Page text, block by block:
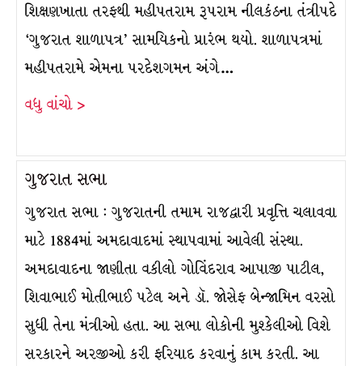
શિક્ષણખાતા તરફથી મહીપતરામ રૂપરામ નીલકંઠના તંત્રીપદે
‘ગુજરાત શાળાપત્ર’ સામયિકનો પ્રારંભ થયો. શાળાપત્રમાં
મહીપતરામે એમના પરદેશગમન અંગે…
વધુ વાંચો >
ગુજરાત સભા
ગુજરાત સભા : ગુજરાતની તમામ રાજદ્વારી પ્રવૃત્તિ ચલાવવા
માટે 1884માં અમદાવાદમાં સ્થાપવામાં આવેલી સંસ્થા.
અમદાવાદના જાણીતા વકીલો ગોવિંદરાવ આપાજી પાટીલ,
શિવાભાઈ મોતીભાઈ પટેલ અને ડૉ. જોસેફ બેન્જામિન વરસો
સુધી તેના મંત્રીઓ હતા. આ સભા લોકોની મુશ્કેલીઓ વિશે
સરકારને અરજીઓ કરી ફરિયાદ કરવાનું કામ કરતી. આ